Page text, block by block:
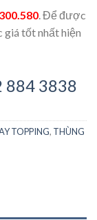
. Để được
giá tốt nhất hiện
884 3838
TOPPING, THÙNG